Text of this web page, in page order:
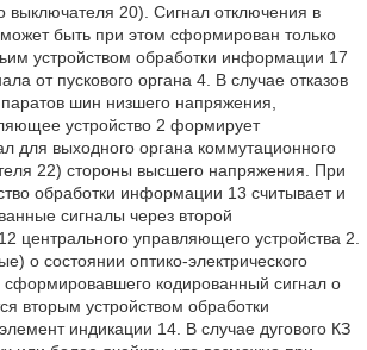
выключателя 20). Сигнал отключения в
быть при этом сформирован только
устройством обработки информации 17
от пускового органа 4. В случае отказов
шин низшего напряжения,
устройство 2 формирует
для выходного органа коммутационного
22) стороны высшего напряжения. При
обработки информации 13 считывает и
сигналы через второй
центрального управляющего устройства 2.
о состоянии оптико-электрического
сформировавшего кодированный сигнал о
вторым устройством обработки
индикации 14. В случае дугового КЗ